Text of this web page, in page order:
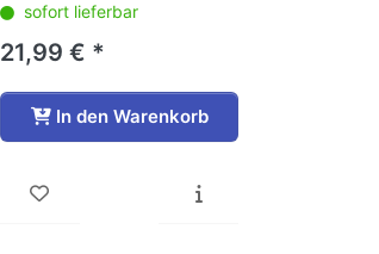
sofort lieferbar
21,99 € *
In den Warenkorb